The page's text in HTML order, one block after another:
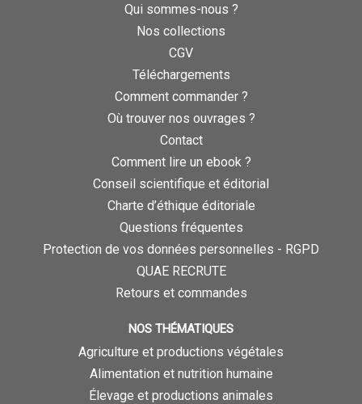
Qui sommes-nous ?
Nos collections
CGV
Téléchargements
Comment commander ?
Où trouver nos ouvrages ?
Contact
Comment lire un ebook ?
Conseil scientifique et éditorial
Charte d’éthique éditoriale
Questions fréquentes
Protection de vos données personnelles - RGPD
QUAE RECRUTE
Retours et commandes
NOS THÉMATIQUES
Agriculture et productions végétales
Alimentation et nutrition humaine
Élevage et productions animales